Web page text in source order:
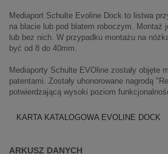
Mediaport Schulte Evoline Dock to listwa
na blacie lub pod blatem roboczym. Montaż
lub bez nich. W przypadku montażu na
być od 8 do 40mm.
Mediaporty Schulte EVOline zostały objęte
patentami. Zostały uhonorowane nagrodą
potwierdzającą wysoki poziom
KARTA KATALOGOWA EVOLINE DOCK
ARKUSZ DANYCH